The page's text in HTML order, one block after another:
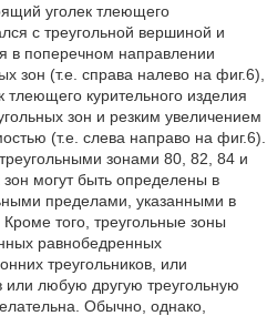
уголек тлеющего
с треугольной вершиной и
в поперечном направлении
зон (т.е. справа налево на фиг.6),
тлеющего курительного изделия
зон и резким увеличением
(т.е. слева направо на фиг.6).
зонами 80, 82, 84 и
могут быть определены в
пределами, указанными в
того, треугольные зоны
равнобедренных
треугольников, или
или любую другую треугольную
Обычно, однако,